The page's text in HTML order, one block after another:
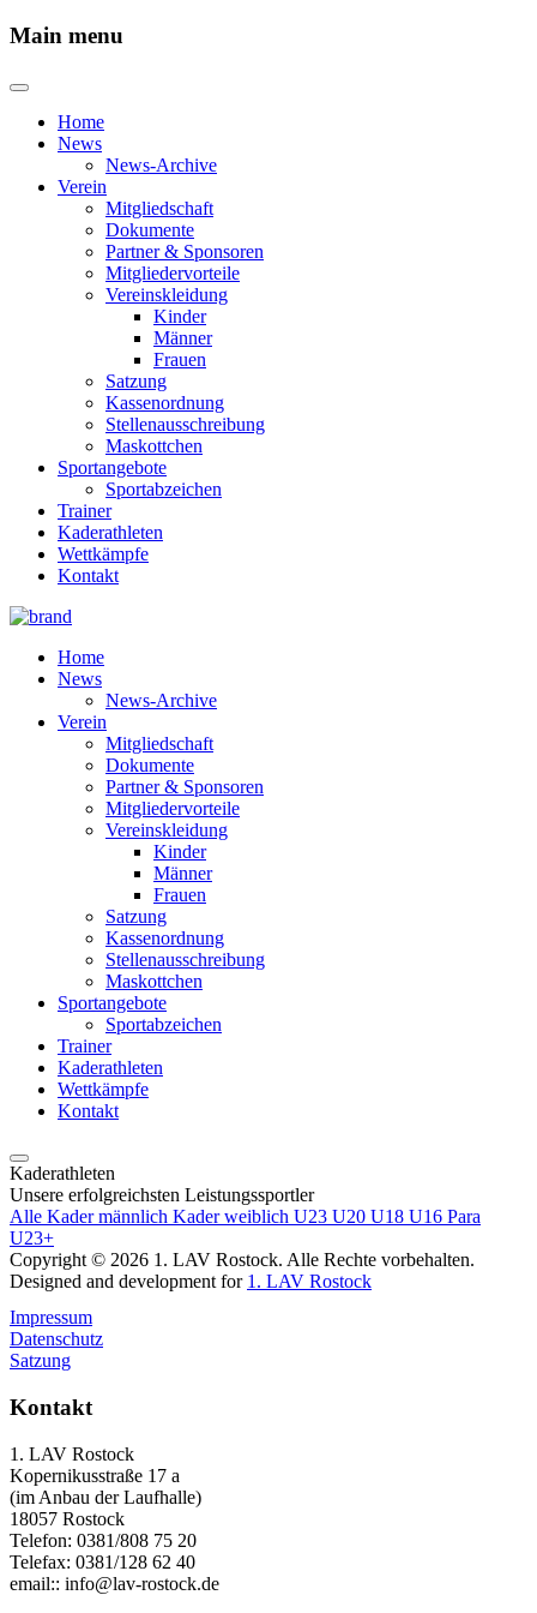
Main menu
Home
News
News-Archive
Verein
Mitgliedschaft
Dokumente
Partner & Sponsoren
Mitgliedervorteile
Vereinskleidung
Kinder
Männer
Frauen
Satzung
Kassenordnung
Stellenausschreibung
Maskottchen
Sportangebote
Sportabzeichen
Trainer
Kaderathleten
Wettkämpfe
Kontakt
Home
News
News-Archive
Verein
Mitgliedschaft
Dokumente
Partner & Sponsoren
Mitgliedervorteile
Vereinskleidung
Kinder
Männer
Frauen
Satzung
Kassenordnung
Stellenausschreibung
Maskottchen
Sportangebote
Sportabzeichen
Trainer
Kaderathleten
Wettkämpfe
Kontakt
Kaderathleten
Unsere erfolgreichsten Leistungssportler
Alle Kader männlich Kader weiblich U23 U20 U18 U16 Para
U23+
Copyright © 2026 1. LAV Rostock. Alle Rechte vorbehalten.
Designed and development for 1. LAV Rostock
Impressum
Datenschutz
Satzung
Kontakt
1. LAV Rostock
Kopernikusstraße 17 a
(im Anbau der Laufhalle)
18057 Rostock
Telefon: 0381/808 75 20
Telefax: 0381/128 62 40
email:: info@lav-rostock.de